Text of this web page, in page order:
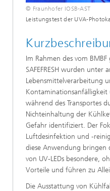
© Fraunhofer IOSB-AST
Leistungstest der UVA-
Im Rahmen des vom
SAFEFRESH wurden unter
Lebensmittelverarbeitung
während des Transportes
Nichteinhaltung der
Gefahr identifiziert. Der
Luftdesinfektion und -
diese Anwendung bringen
von UV-LEDs besondere,
Vorteile und führen zu
Die Ausstattung von